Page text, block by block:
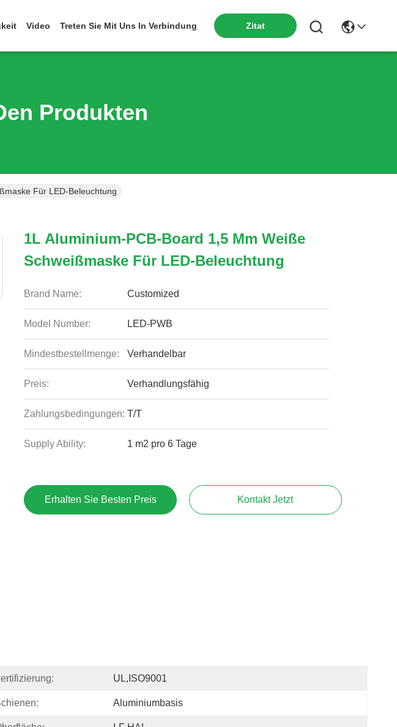
Video Treten Sie Mit Uns In Verbindung Zitat
Produkten
Für LED-Beleuchtung
1L Aluminium-PCB-Board 1,5 Mm Weiße
Schweißmaske Für LED-Beleuchtung
Brand Name: Customized
Model Number: LED-PWB
Mindestbestellmenge: Verhandelbar
Preis: Verhandlungsfähig
Zahlungsbedingungen: T/T
Supply Ability: 1 m2 pro 6 Tage
Erhalten Sie Besten Preis Kontakt Jetzt
UL,ISO9001
Aluminiumbasis